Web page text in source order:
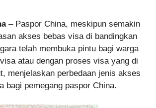
– Paspor China, meskipun semakin
akses bebas visa di bandingkan
telah membuka pintu bagi warga
atau dengan proses visa yang di
menjelaskan perbedaan jenis akses
bagi pemegang paspor China.